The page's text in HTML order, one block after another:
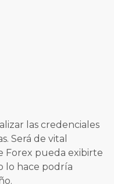
las credenciales
Será de vital
Forex pueda exibirte
lo hace podría